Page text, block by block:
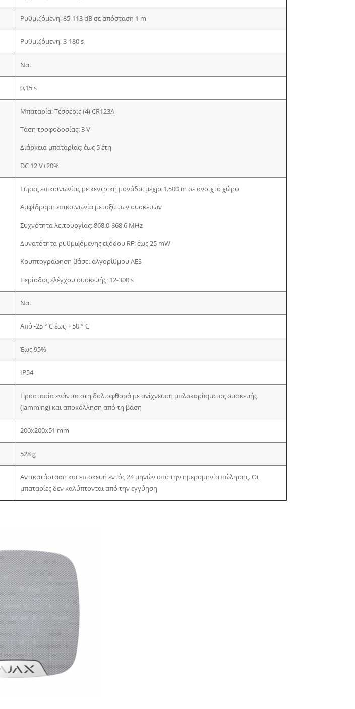
Ρυθμιζόμενη, 85-113 dB σε απόσταση 1 m
Ρυθμιζόμενη, 3-180 s
Ναι
0,15 s
Μπαταρία: Τέσσερις (4) CR123A
Τάση τροφοδοσίας: 3 V
Διάρκεια μπαταρίας: έως 5 έτη
DC 12 V±20%
Εύρος επικοινωνίας με κεντρική μονάδα: μέχρι 1.500 m σε ανοιχτό χώρο
Αμφίδρομη επικοινωνία μεταξύ των συσκευών
Συχνότητα λειτουργίας: 868.0-868.6 MHz
Δυνατότητα ρυθμιζόμενης εξόδου RF: έως 25 mW
Κρυπτογράφηση βάσει αλγορίθμου AES
Περίοδος ελέγχου συσκευής: 12-300 s
Ναι
Από -25 ° C έως + 50 ° C
Έως 95%
IP54
Προστασία ενάντια στη δολιοφθορά με ανίχνευση μπλοκαρίσματος συσκευής
(jamming) και αποκόλληση από τη βάση
200х200х51 mm
528 g
Αντικατάσταση και επισκευή εντός 24 μηνών από την ημερομηνία πώλησης. Οι
μπαταρίες δεν καλύπτονται από την εγγύηση